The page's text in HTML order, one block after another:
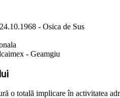
- Osica de Sus
- Geamgiu
o totală implicare în activitatea